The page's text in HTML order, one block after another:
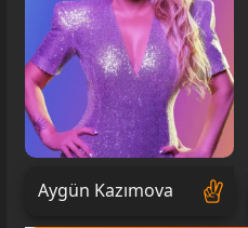
Aygün Kazımova